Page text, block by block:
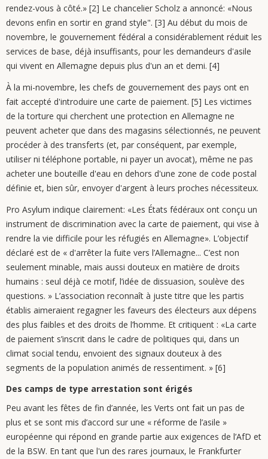
rendez-vous à côté.» [2] Le chancelier Scholz a annoncé: «Nous
devons enfin en sortir en grand style". [3] Au début du mois de
novembre, le gouvernement fédéral a considérablement réduit les
services de base, déjà insuffisants, pour les demandeurs d'asile
qui vivent en Allemagne depuis plus d'un an et demi. [4]
À la mi-novembre, les chefs de gouvernement des pays ont en
fait accepté d'introduire une carte de paiement. [5] Les victimes
de la torture qui cherchent une protection en Allemagne ne
peuvent acheter que dans des magasins sélectionnés, ne peuvent
procéder à des transferts (et, par conséquent, par exemple,
utiliser ni téléphone portable, ni payer un avocat), même ne pas
acheter une bouteille d'eau en dehors d'une zone de code postal
définie et, bien sûr, envoyer d'argent à leurs proches nécessiteux.
Pro Asylum indique clairement: «Les États fédéraux ont conçu un
instrument de discrimination avec la carte de paiement, qui vise à
rendre la vie difficile pour les réfugiés en Allemagne». L’objectif
déclaré est de « d'arrêter la fuite vers l’Allemagne... C’est non
seulement minable, mais aussi douteux en matière de droits
humains : seul déjà ce motif, l’idée de dissuasion, soulève des
questions. » L’association reconnaît à juste titre que les partis
établis aimeraient regagner les faveurs des électeurs aux dépens
des plus faibles et des droits de l’homme. Et critiquent : «La carte
de paiement s’inscrit dans le cadre de politiques qui, dans un
climat social tendu, envoient des signaux douteux à des
segments de la population animés de ressentiment. » [6]
Des camps de type arrestation sont érigés
Peu avant les fêtes de fin d’année, les Verts ont fait un pas de
plus et se sont mis d’accord sur une « réforme de l’asile »
européenne qui répond en grande partie aux exigences de l’AfD et
de la BSW. En tant que l'un des rares journaux, le Frankfurter